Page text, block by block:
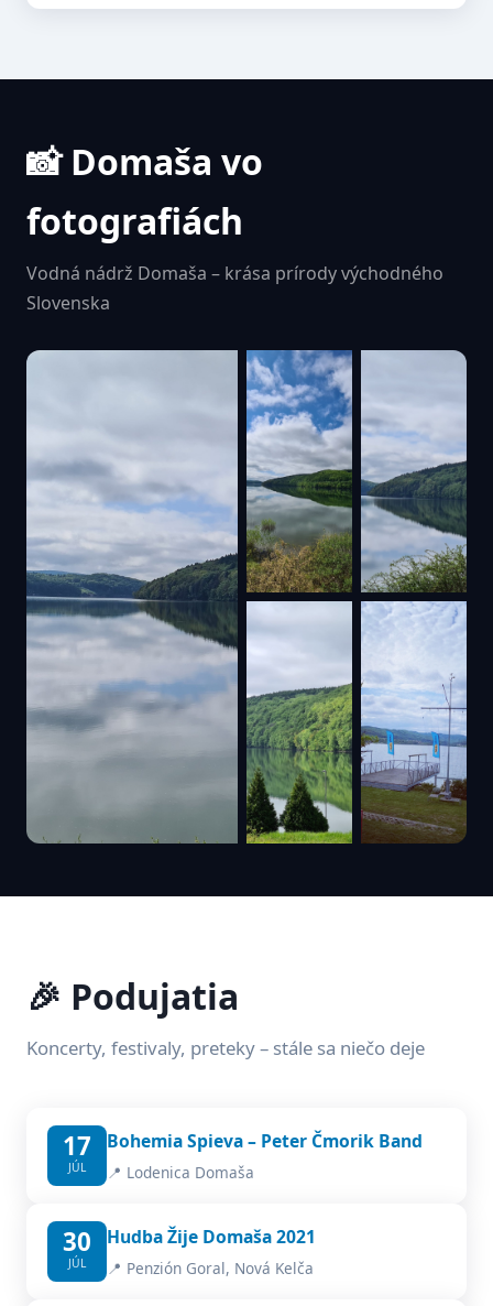
📸 Domaša vo
fotografiách
Vodná nádrž Domaša – krása prírody východného
Slovenska
🎉 Podujatia
Koncerty, festivaly, preteky – stále sa niečo deje
17
JÚL
Bohemia Spieva – Peter Čmorik Band
📍 Lodenica Domaša
30
JÚL
Hudba Žije Domaša 2021
📍 Penzión Goral, Nová Kelča